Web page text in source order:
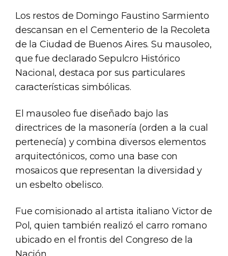
Los restos de Domingo Faustino Sarmiento
descansan en el Cementerio de la Recoleta
de la Ciudad de Buenos Aires. Su mausoleo,
que fue declarado Sepulcro Histórico
Nacional, destaca por sus particulares
características simbólicas.
El mausoleo fue diseñado bajo las
directrices de la masonería (orden a la cual
pertenecía) y combina diversos elementos
arquitectónicos, como una base con
mosaicos que representan la diversidad y
un esbelto obelisco.
Fue comisionado al artista italiano Victor de
Pol, quien también realizó el carro romano
ubicado en el frontis del Congreso de la